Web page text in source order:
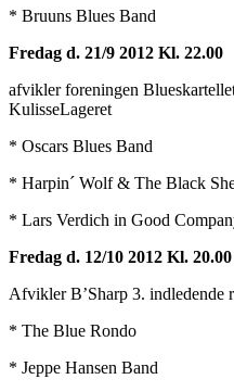
* Bruuns Blues Band
Fredag d. 21/9 2012 Kl. 22.00
afvikler foreningen
KulisseLageret
* Oscars Blues Band
* Harpin´ Wolf & The Black
* Lars Verdich in Good
Fredag d. 12/10 2012 Kl. 20.00
Afvikler B’Sharp 3. indledende
* The Blue Rondo
* Jeppe Hansen Band